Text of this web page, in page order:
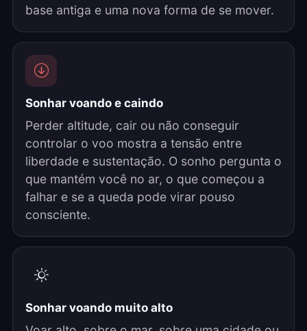
base antiga e uma nova forma de se mover.
Sonhar voando e caindo
Perder altitude, cair ou não conseguir
controlar o voo mostra a tensão entre
liberdade e sustentação. O sonho pergunta o
que mantém você no ar, o que começou a
falhar e se a queda pode virar pouso
consciente.
Sonhar voando muito alto